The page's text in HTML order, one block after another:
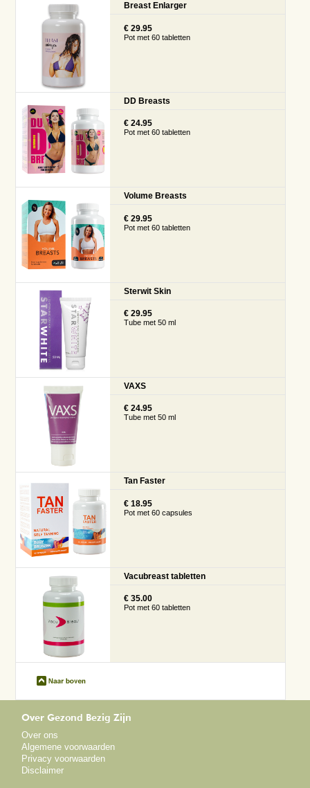
Breast Enlarger
€ 29.95
Pot met 60 tabletten
DD Breasts
€ 24.95
Pot met 60 tabletten
Volume Breasts
€ 29.95
Pot met 60 tabletten
Sterwit Skin
€ 29.95
Tube met 50 ml
VAXS
€ 24.95
Tube met 50 ml
Tan Faster
€ 18.95
Pot met 60 capsules
Vacubreast tabletten
€ 35.00
Pot met 60 tabletten
Over Gezond Bezig Zijn
Over ons
Algemene voorwaarden
Privacy voorwaarden
Disclaimer